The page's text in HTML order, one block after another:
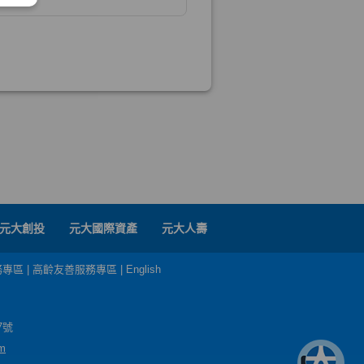
元大創投 元大國際資產 元大人壽
區 高齡友善服務專區 English
號